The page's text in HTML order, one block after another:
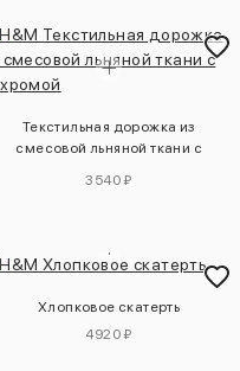
Текстильная дорожка из
смесовой льняной ткани с
3540 ₽
Хлопковое скатерть
4920 ₽